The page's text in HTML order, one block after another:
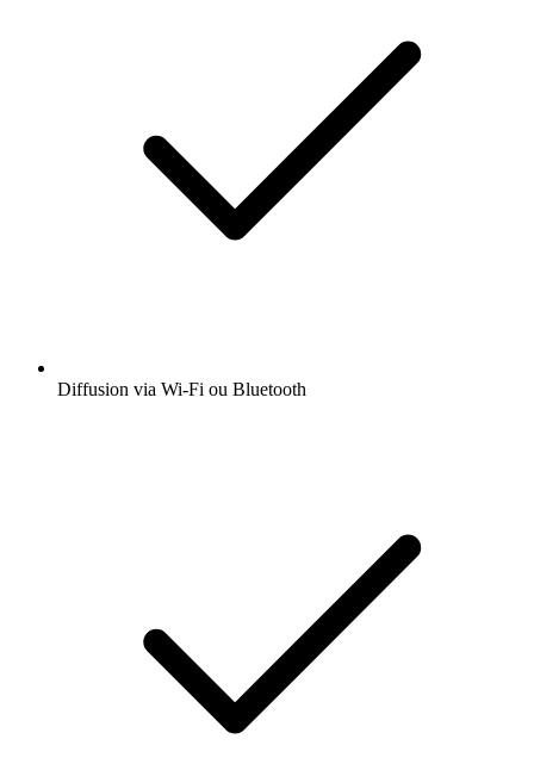
Diffusion via Wi-Fi ou Bluetooth